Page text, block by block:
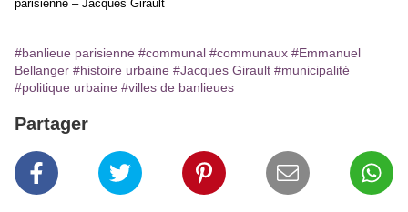
parisienne – Jacques Girault
#banlieue parisienne #communal #communaux #Emmanuel
Bellanger #histoire urbaine #Jacques Girault #municipalité
#politique urbaine #villes de banlieues
Partager